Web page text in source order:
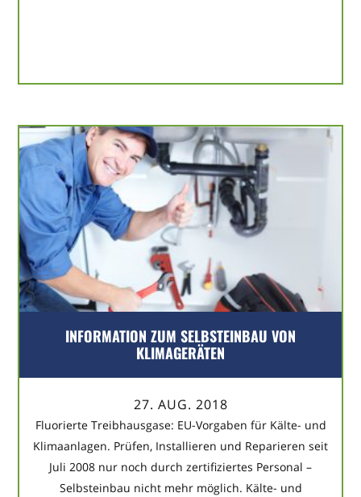
INFORMATION ZUM SELBSTEINBAU VON
KLIMAGERÄTEN
27. AUG. 2018
Fluorierte Treibhausgase: EU-Vorgaben für Kälte- und
Klimaanlagen. Prüfen, Installieren und Reparieren seit
Juli 2008 nur noch durch zertifiziertes Personal –
Selbsteinbau nicht mehr möglich. Kälte- und